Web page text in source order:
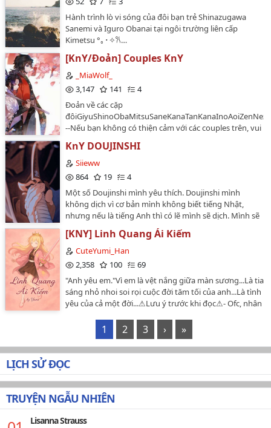
https://www.wattpad.com/story/205630070-kimetsu-
no-yaiba-comics-doujinshis-pt-1-english Cre font:
bit.ly/fontmanga1 Special thanks to Johan
Hành trình lò vi sóng của đôi bạn trẻ Shinazugawa
Sanemi và Iguro Obanai tại ngôi trường liên cấp
Kimetsu °｡⁠･✧𐙚…
[KnY/Đoản] Couples KnY
_MiaWolf_
3,147
141
4
Đoản về các cặp
--Nếu bạn không có thiện cảm với các couples trên, vui
KnY DOUJINSHI
Siieww
864
19
4
Một số Doujinshi mình yêu thích. Doujinshi mình
không dịch vì cơ bản mình không biết tiếng Nhật,
nhưng nếu là tiếng Anh thì có lẽ mình sẽ dịch. Mình sẽ
tìm nguồn và để dưới ảnh nên yên tâm nếu bạn không
tìm được artist gốc nhé.…
[KNY] Linh Quang Ái Kiếm
CuteYumi_Han
2,358
100
69
"Anh yêu em."Vì em là vệt nắng giữa màn sương...Là tia
sáng nhỏ nhoi soi rọi cuộc đời tăm tối của anh...Là tình
yêu của cả một đời...⚠Lưu ý trước khi đọc⚠- Ofc, nhân
Có văng tục, chửi bậy ( tại con au nó hay ngứa mồm
nên ngứa luôn tay ✍(◔◡◔) )- Có các couple canon lẫn
fanon như obamitsu, shinogiyuu, sanekana, inoaoi,
tankana, zennezu,...- Có couple nữ chính với ??? ( đọc là
bt :D )- HE? SE? BE? OE? T cx ko bt nx :)))- Trg truyện sẽ
xuất hiện nhiều tình tiết ko cs trg manga gốc mak mik
tự chế ra, nhưng cốt truyện thì vx thế th, đến cuối thì
tên Mụ Zán cx ph chít th :))- Bn nghĩ truyện chỉ có duy
nhất con nữ chính là OC? Sai rùi, có 6 nhân vật cx là dc t
1 2 3 › »
LỊCH SỬ ĐỌC
TRUYỆN NGẪU NHIÊN
Lisanna Strauss